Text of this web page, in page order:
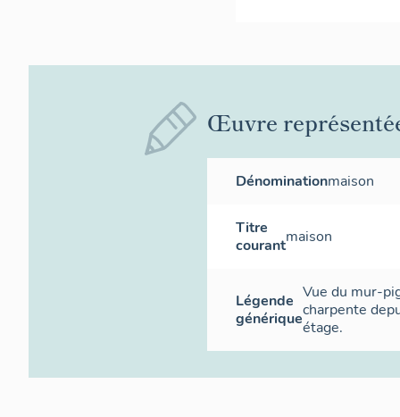
Œuvre
Dénominationmaison
Titre
courantmaison
Légende
générique
Vue du mur-
charpente
étage.